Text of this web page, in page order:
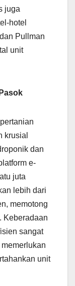
juga
hotel
Pullman
unit
krusial
dan
e-
juta
lebih dari
memotong
Keberadaan
sangat
unit